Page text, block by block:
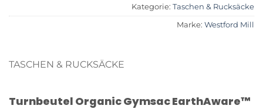
Kategorie: Taschen & Rucksäcke
Marke: Westford Mill
TASCHEN & RUCKSÄCKE
Turnbeutel Organic Gymsac EarthAware™